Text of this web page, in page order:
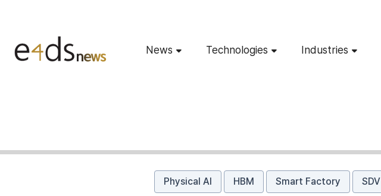
News Technologies Industries
Physical AI HBM Smart Factory SDV